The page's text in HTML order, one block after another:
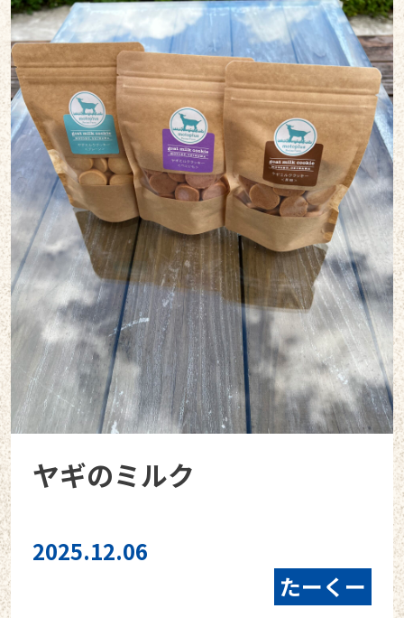
ヤギのミルク
2025.12.06
たーくー